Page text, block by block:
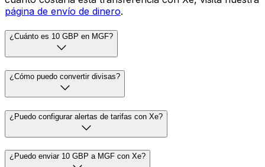
página de envío de dinero.
¿Cuánto es 10 GBP en MGF?
¿Cómo puedo convertir divisas?
¿Puedo configurar alertas de tarifas con Xe?
¿Puedo enviar 10 GBP a MGF con Xe?